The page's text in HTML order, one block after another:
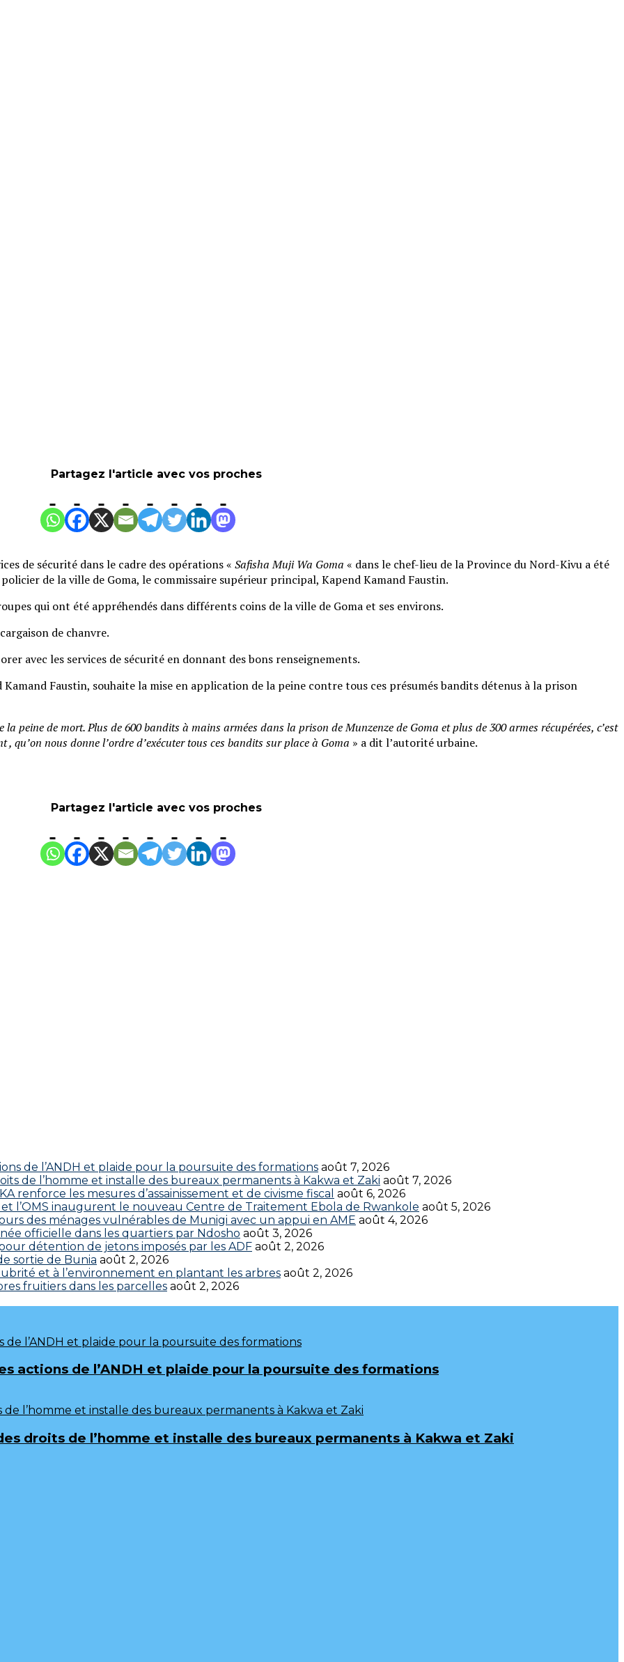
Partagez l'article avec vos proches
de sécurité dans le cadre des opérations « Safisha Muji Wa Goma « dans le chef-lieu de la Province du Nord-Kivu a été
de la ville de Goma, le commissaire supérieur principal, Kapend Kamand Faustin.
qui ont été appréhendés dans différents coins de la ville de Goma et ses environs.
de chanvre.
avec les services de sécurité en donnant des bons renseignements.
Faustin, souhaite la mise en application de la peine contre tous ces présumés bandits détenus à la prison
peine de mort. Plus de 600 bandits à mains armées dans la prison de Munzenze de Goma et plus de 300 armes récupérées, c’est
nous donne l’ordre d’exécuter tous ces bandits sur place à Goma » a dit l’autorité urbaine.
Partagez l'article avec vos proches
de l’ANDH et plaide pour la poursuite des formations août 7, 2026
de l’homme et installe des bureaux permanents à Kakwa et Zaki août 7, 2026
renforce les mesures d’assainissement et de civisme fiscal août 6, 2026
l’OMS inaugurent le nouveau Centre de Traitement Ebola de Rwankole août 5, 2026
des ménages vulnérables de Munigi avec un appui en AME‎‎ août 4, 2026
officielle dans les quartiers par Ndosho août 3, 2026
détention de jetons imposés par les ADF août 2, 2026
sortie de Bunia août 2, 2026
et à l’environnement en plantant les arbres août 2, 2026
fruitiers dans les parcelles août 2, 2026
actions de l’ANDH et plaide pour la poursuite des formations
droits de l’homme et installe des bureaux permanents à Kakwa et Zaki